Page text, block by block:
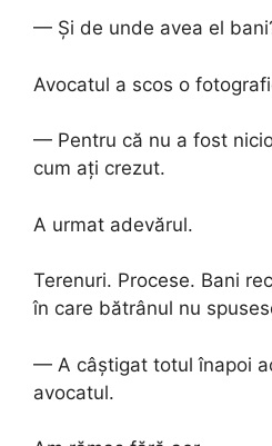
— Și de unde avea el
Avocatul a scos o
— Pentru că nu a fost
cum ați crezut.
A urmat adevărul.
Terenuri. Procese. Bani
în care bătrânul nu
— A câștigat totul înapoi
avocatul.